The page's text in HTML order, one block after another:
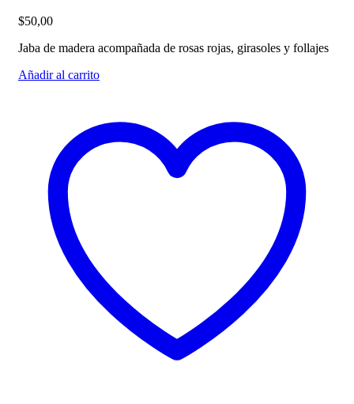
$50,00
Jaba de madera acompañada de rosas rojas, girasoles y follajes
Añadir al carrito